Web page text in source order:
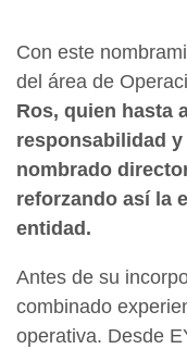
Con este
del área de
Ros, quien hasta
responsabilidad
nombrado
reforzando así la
entidad.
Antes de su
combinado
operativa. Desde